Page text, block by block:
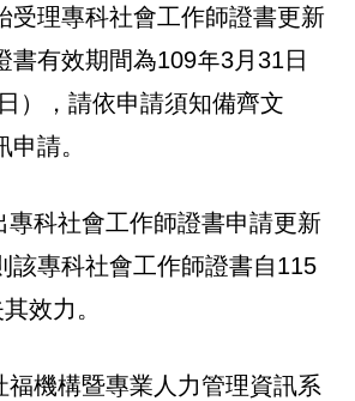
受理專科社會工作師證書更新
書有效期間為109年3月31日
），請依申請須知備齊文
請。
專科社會工作師證書申請更新
該專科社會工作師證書自115
效力。
福機構暨專業人力管理資訊系